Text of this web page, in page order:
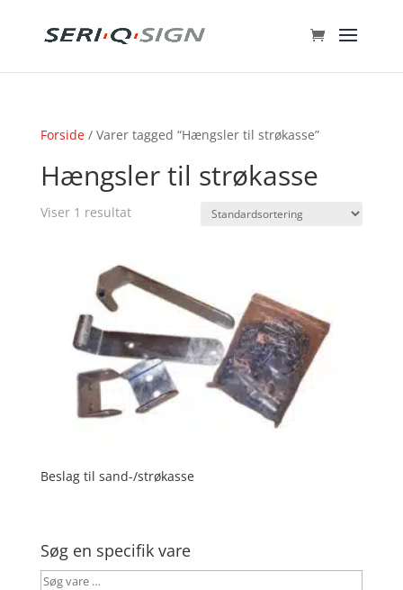
Forside/ Varer tagged “Hængsler til strøkasse”
Hængsler til strøkasse
Viser 1 resultat
Beslag til sand-/strøkasse
Søg en specifik vare
Søg